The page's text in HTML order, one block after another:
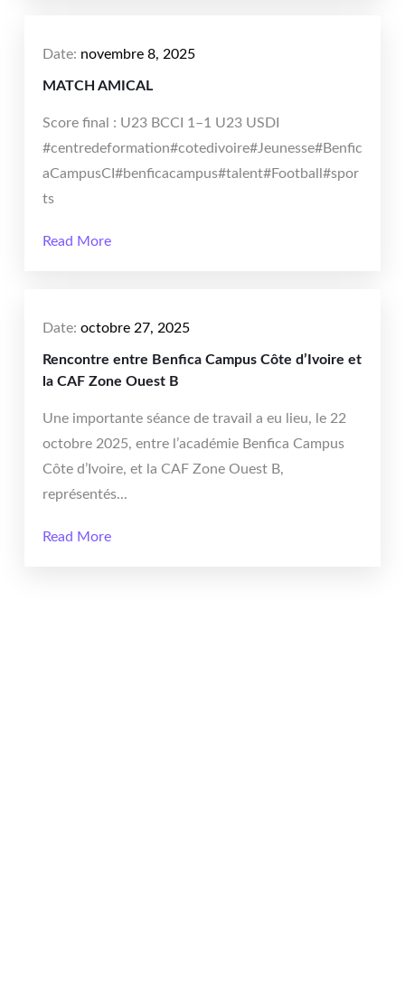
Date: novembre 8, 2025
MATCH AMICAL
Score final : U23 BCCI 1–1 U23 USDI
#centredeformation#cotedivoire#Jeunesse#Benfic
aCampusCI#benficacampus#talent#Football#spor
ts
Read More
Date: octobre 27, 2025
Rencontre entre Benfica Campus Côte d’Ivoire et
la CAF Zone Ouest B
Une importante séance de travail a eu lieu, le 22
octobre 2025, entre l’académie Benfica Campus
Côte d’Ivoire, et la CAF Zone Ouest B,
représentés...
Read More